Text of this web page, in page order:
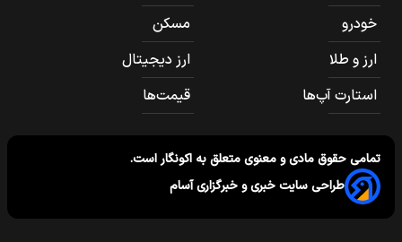
خودرو
مسکن
ارز و طلا
ارز دیجیتال
استارت آپ‌ها
قیمت‌ها
تمامی حقوق مادی و معنوی متعلق به اکونگاراست.
طراحی سایت خبری و خبرگزاری آسام